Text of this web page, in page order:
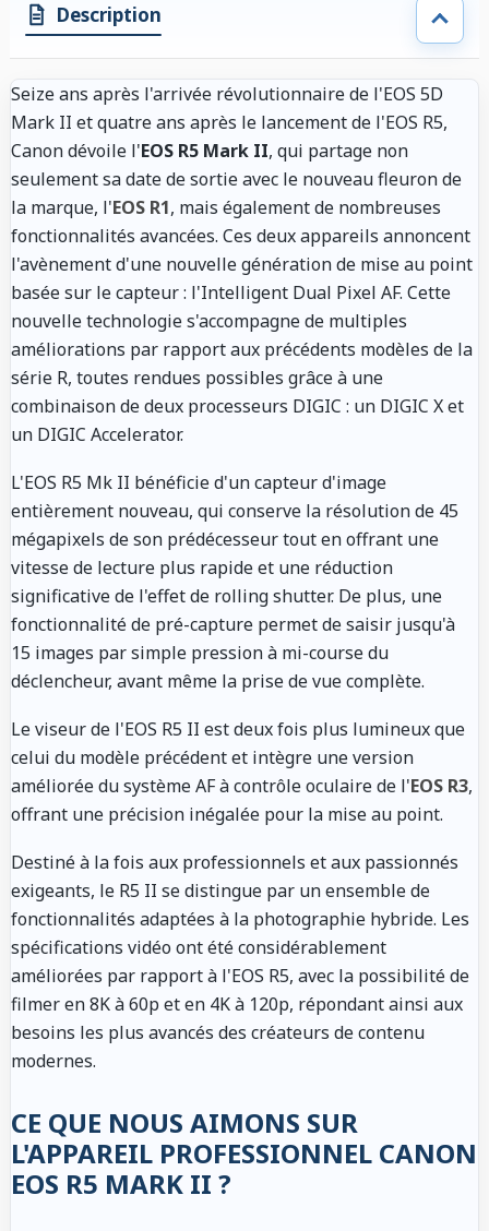
Description
Seize ans après l'arrivée révolutionnaire de l'EOS 5D
Mark II et quatre ans après le lancement de l'EOS R5,
Canon dévoile l'EOS R5 Mark II, qui partage non
seulement sa date de sortie avec le nouveau fleuron de
la marque, l'EOS R1, mais également de nombreuses
fonctionnalités avancées. Ces deux appareils annoncent
l'avènement d'une nouvelle génération de mise au point
basée sur le capteur : l'Intelligent Dual Pixel AF. Cette
nouvelle technologie s'accompagne de multiples
améliorations par rapport aux précédents modèles de la
série R, toutes rendues possibles grâce à une
combinaison de deux processeurs DIGIC : un DIGIC X et
un DIGIC Accelerator.
L'EOS R5 Mk II bénéficie d'un capteur d'image
entièrement nouveau, qui conserve la résolution de 45
mégapixels de son prédécesseur tout en offrant une
vitesse de lecture plus rapide et une réduction
significative de l'effet de rolling shutter. De plus, une
fonctionnalité de pré-capture permet de saisir jusqu'à
15 images par simple pression à mi-course du
déclencheur, avant même la prise de vue complète.
Le viseur de l'EOS R5 II est deux fois plus lumineux que
celui du modèle précédent et intègre une version
améliorée du système AF à contrôle oculaire de l'EOS R3,
offrant une précision inégalée pour la mise au point.
Destiné à la fois aux professionnels et aux passionnés
exigeants, le R5 II se distingue par un ensemble de
fonctionnalités adaptées à la photographie hybride. Les
spécifications vidéo ont été considérablement
améliorées par rapport à l'EOS R5, avec la possibilité de
filmer en 8K à 60p et en 4K à 120p, répondant ainsi aux
besoins les plus avancés des créateurs de contenu
modernes.
CE QUE NOUS AIMONS SUR
L'APPAREIL PROFESSIONNEL CANON
EOS R5 MARK II ?